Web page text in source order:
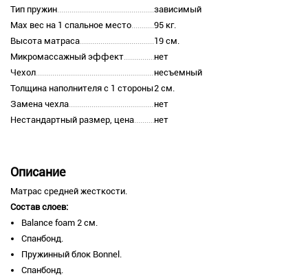
Тип пружин
зависимый
Max вес на 1 спальное место
95 кг.
Высота матраса
19 см.
Микромассажный эффект
нет
Чехол
несъемный
Толщина наполнителя с 1 стороны2 см.
Замена чехла
нет
Нестандартный размер, цена
нет
Описание
Матрас средней жесткости.
Состав слоев:
​Balance foam 2 см.
Спанбонд.
Пружинный блок Bonnel.
Спанбонд.